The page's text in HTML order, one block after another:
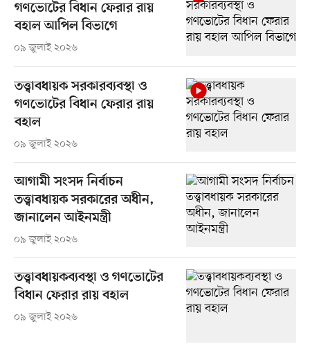
গণভোটের বিধান ফেরার রায়
বহাল আপিল বিভাগে
০৯ জুলাই ২০২৬
তত্ত্বাবধায়ক সরকারব্যবস্থা ও
গণভোটের বিধান ফেরার রায়
বহাল
০৯ জুলাই ২০২৬
আগামী সংসদ নির্বাচন
তত্ত্বাবধায়ক সরকারের অধীন,
জানালেন আইনমন্ত্রী
০৯ জুলাই ২০২৬
তত্ত্বাবধায়কব্যবস্থা ও গণভোটের
বিধান ফেরার রায় বহাল
০৯ জুলাই ২০২৬